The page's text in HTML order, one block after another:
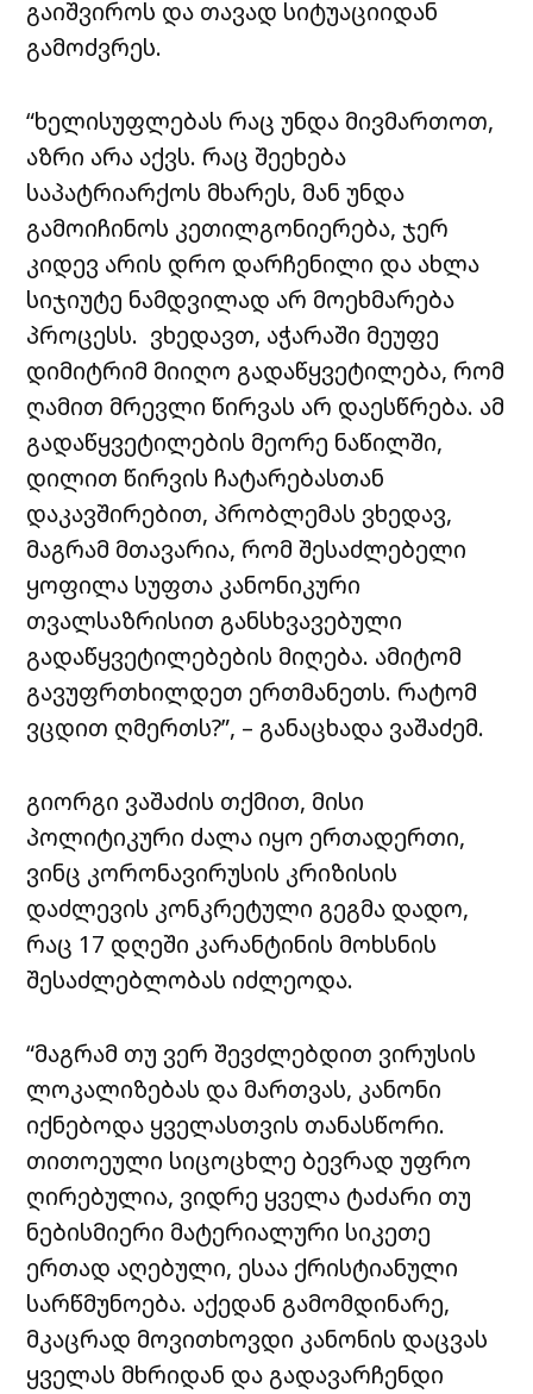
გაიშვიროს და თავად სიტუაციიდან
გამოძვრეს.
“ხელისუფლებას რაც უნდა მივმართოთ,
აზრი არა აქვს. რაც შეეხება
საპატრიარქოს მხარეს, მან უნდა
გამოიჩინოს კეთილგონიერება, ჯერ
კიდევ არის დრო დარჩენილი და ახლა
სიჯიუტე ნამდვილად არ მოეხმარება
პროცესს. ვხედავთ, აჭარაში მეუფე
დიმიტრიმ მიიღო გადაწყვეტილება, რომ
ღამით მრევლი წირვას არ დაესწრება. ამ
გადაწყვეტილების მეორე ნაწილში,
დილით წირვის ჩატარებასთან
დაკავშირებით, პრობლემას ვხედავ,
მაგრამ მთავარია, რომ შესაძლებელი
ყოფილა სუფთა კანონიკური
თვალსაზრისით განსხვავებული
გადაწყვეტილებების მიღება. ამიტომ
გავუფრთხილდეთ ერთმანეთს. რატომ
ვცდით ღმერთს?”, – განაცხადა ვაშაძემ.
გიორგი ვაშაძის თქმით, მისი
პოლიტიკური ძალა იყო ერთადერთი,
ვინც კორონავირუსის კრიზისის
დაძლევის კონკრეტული გეგმა დადო,
რაც 17 დღეში კარანტინის მოხსნის
შესაძლებლობას იძლეოდა.
“მაგრამ თუ ვერ შევძლებდით ვირუსის
ლოკალიზებას და მართვას, კანონი
იქნებოდა ყველასთვის თანასწორი.
თითოეული სიცოცხლე ბევრად უფრო
ღირებულია, ვიდრე ყველა ტაძარი თუ
ნებისმიერი მატერიალური სიკეთე
ერთად აღებული, ესაა ქრისტიანული
სარწმუნოება. აქედან გამომდინარე,
მკაცრად მოვითხოვდი კანონის დაცვას
ყველას მხრიდან და გადავარჩენდი